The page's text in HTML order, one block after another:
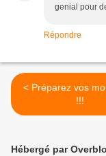
genial pour
Répondre
< Préparez vos mouchoirs
!!!
Hébergé par